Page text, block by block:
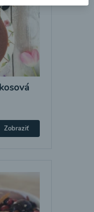
Zobraziť